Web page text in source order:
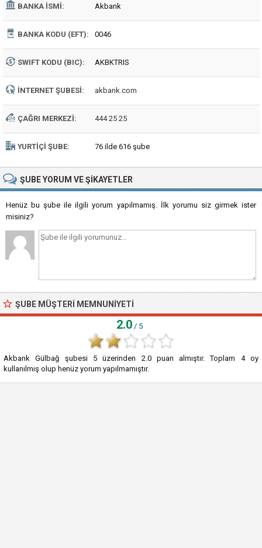
BANKA İSMI: Akbank
BANKA KODU (EFT): 0046
SWIFT KODU (BIC): AKBKTRIS
İNTERNET ŞUBESI: akbank.com
ÇAĞRI MERKEZI: 444 25 25
YURTIÇI ŞUBE: 76 ilde 616 şube
ŞUBEYORUM VE ŞIKAYETLER
Henüz bu şube ile ilgili yorum yapılmamış. İlk yorumu siz girmek ister
misiniz?
ŞUBE MÜŞTERI MEMNUNIYETI
2.0 / 5
Akbank Gülbağ şubesi 5üzerinden 2.0puan almıştır. Toplam 4oy
kullanılmış olup henüz yorum yapılmamıştır.